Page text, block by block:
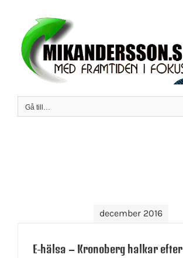
innehållet
Gå till…
december 2016
E-hälsa – Kronoberg halkar efter